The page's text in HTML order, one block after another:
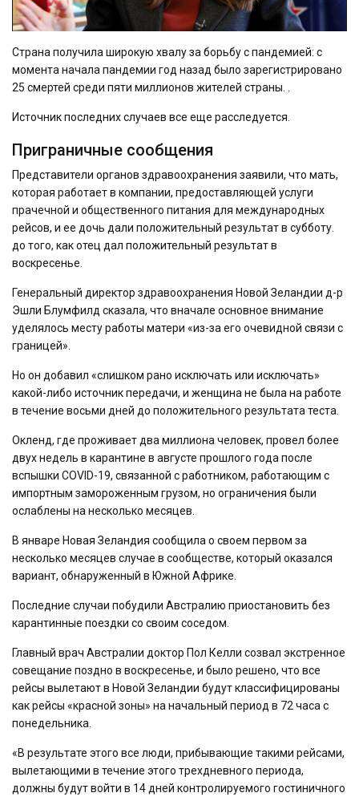
Video
Страна получила широкую хвалу за борьбу с пандемией: с
момента начала пандемии год назад было зарегистрировано
25 смертей среди пяти миллионов жителей страны. .
Источник последних случаев все еще расследуется.
Приграничные сообщения
Представители органов здравоохранения заявили, что мать,
которая работает в компании, предоставляющей услуги
прачечной и общественного питания для международных
рейсов, и ее дочь дали положительный результат в субботу.
до того, как отец дал положительный результат в
воскресенье.
Генеральный директор здравоохранения Новой Зеландии д-р
Эшли Блумфилд сказала, что вначале основное внимание
уделялось месту работы матери «из-за его очевидной связи с
границей».
Но он добавил «слишком рано исключать или исключать»
какой-либо источник передачи, и женщина не была на работе
в течение восьми дней до положительного результата теста.
Окленд, где проживает два миллиона человек, провел более
двух недель в карантине в августе прошлого года после
вспышки COVID-19, связанной с работником, работающим с
импортным замороженным грузом, но ограничения были
ослаблены на несколько месяцев.
В январе Новая Зеландия сообщила о своем первом за
несколько месяцев случае в сообществе, который оказался
вариант, обнаруженный в Южной Африке.
Последние случаи побудили Австралию приостановить без
карантинные поездки со своим соседом.
Главный врач Австралии доктор Пол Келли созвал экстренное
совещание поздно в воскресенье, и было решено, что все
рейсы вылетают в Новой Зеландии будут классифицированы
как рейсы «красной зоны» на начальный период в 72 часа с
понедельника.
«В результате этого все люди, прибывающие такими рейсами,
вылетающими в течение этого трехдневного периода,
должны будут войти в 14 дней контролируемого гостиничного